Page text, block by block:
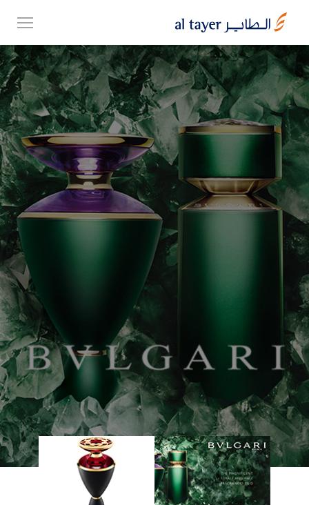
main
content
EN
عربي
مجموعتنا
أعمالنا
الوظائف
Top
Menu
تواصل
معنا
Help
سياسة
الإسترجاع
تحدث
بأمان